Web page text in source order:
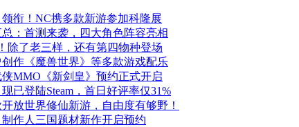
领衔！NC携多款新游参加科隆展
：首测来袭，四大角色阵容亮相
除了老三样，还有第四物种登场
作《魔兽世界》等多款游戏配乐
MMO《新剑皇》预约正式开启
已登陆Steam，首日好评率仅31%
放世界修仙新游，自由度有够野！
作人三国题材新作开启预约